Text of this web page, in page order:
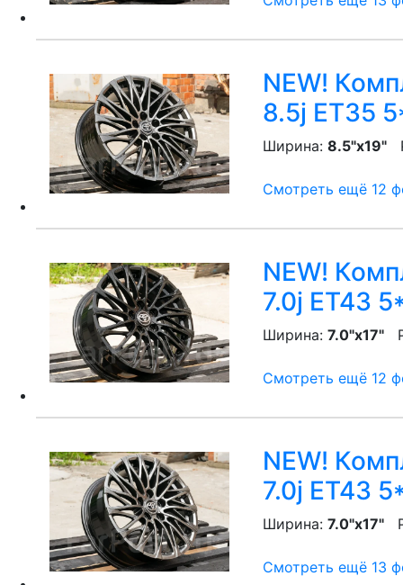
NEW!
8.5j ET35
Ширина: 8.5"x19"
Смотреть ещё 12
NEW!
7.0j ET43
Ширина: 7.0"x17"
Смотреть ещё 12
NEW!
7.0j ET43
Ширина: 7.0"x17"
Смотреть ещё 13